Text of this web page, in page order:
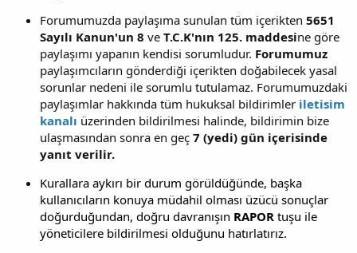
Forumumuzda paylaşıma sunulan tüm içerikten 5651
Sayılı Kanun'un 8 ve T.C.K'nın 125. maddesine göre
paylaşımı yapanın kendisi sorumludur. Forumumuz
paylaşımcıların gönderdiği içerikten doğabilecek yasal
sorunlar nedeni ile sorumlu tutulamaz. Forumumuzdaki
paylaşımlar hakkında tüm hukuksal bildirimler iletisim
kanalı üzerinden bildirilmesi halinde, bildirimin bize
ulaşmasından sonra en geç 7 (yedi) gün içerisinde
yanıt verilir.
Kurallara aykırı bir durum görüldüğünde, başka
kullanıcıların konuya müdahil olması üzücü sonuçlar
doğurduğundan, doğru davranışın RAPOR tuşu ile
yöneticilere bildirilmesi olduğunu hatırlatırız.